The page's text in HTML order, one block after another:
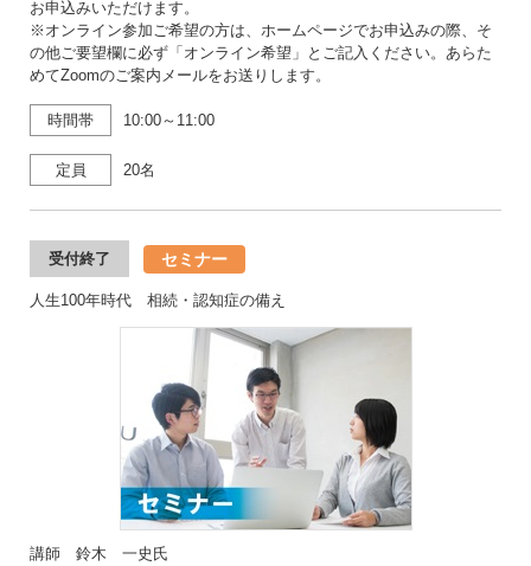
お申込みいただけます。
※オンライン参加ご希望の方は、ホームページでお申込みの際、そ
の他ご要望欄に必ず「オンライン希望」とご記入ください。あらた
めてZoomのご案内メールをお送りします。
時間帯 10:00～11:00
定員 20名
受付終了 セミナー
人生100年時代 相続・認知症の備え
講師 鈴木 一史氏